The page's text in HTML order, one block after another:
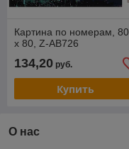
Картина по номерам, 80
х 80, Z-AB726
134,20 руб.
Купить
О нас